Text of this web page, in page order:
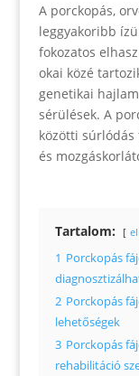
A porckopás,
leggyakoribb
fokozatos
okai közé
genetikai
sérülések. A
közötti
és
Tartalom:
1 Porckopás
2 Porckopás
lehetőségek
3 Porckopás
rehabilitáció